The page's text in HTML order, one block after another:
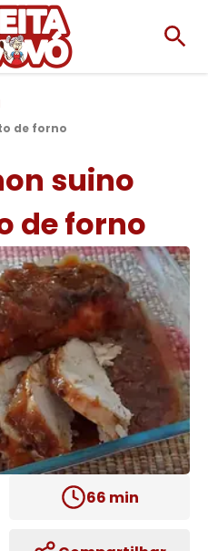
de forno
suino
de forno
66 min